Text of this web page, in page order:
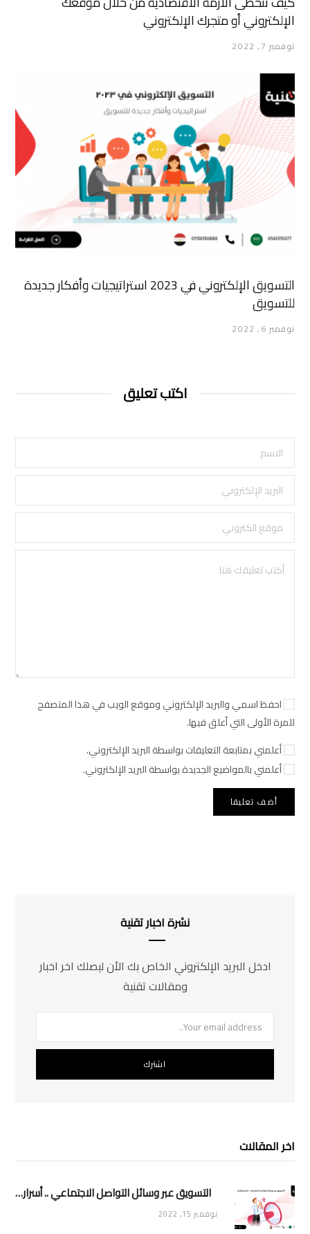
الإلكتروني أو متجرك الإلكتروني
نوفمبر 7, 2022
التسويق الإلكتروني في 2023 استراتيجيات وأفكار جديدة
للتسويق
نوفمبر 6, 2022
اكتب تعليق
احفظ اسمي والبريد الإلكتروني وموقع الويب في هذا المتصفح
للمرة الأولى التي أعلق فيها.
أعلمني بمتابعة التعليقات بواسطة البريد الإلكتروني.
أعلمني بالمواضيع الجديدة بواسطة البريد الإلكتروني.
نشرة اخبار تقنية
ادخل البريد الإلكتروني الخاص بك الأن ليصلك اخر اخبار
ومقالات تقنية
اخر المقالات
التسويق عبر وسائل التواصل الاجتماعي .. أسرار وأفكار
نوفمبر 15, 2022